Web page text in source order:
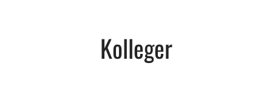
Kolleger